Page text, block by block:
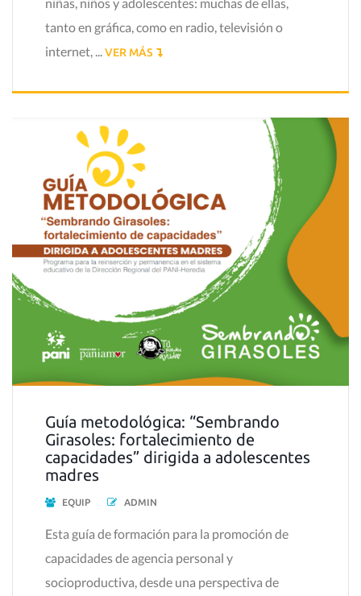
tanto en gráfica, como en radio, televisión o
internet, ...VER MÁS
Guía metodológica: “Sembrando
Girasoles: fortalecimiento de
capacidades” dirigida a adolescentes
madres
EQUIP ADMIN
Esta guía de formación para la promoción de
capacidades de agencia personal y
socioproductiva, desde una perspectiva de